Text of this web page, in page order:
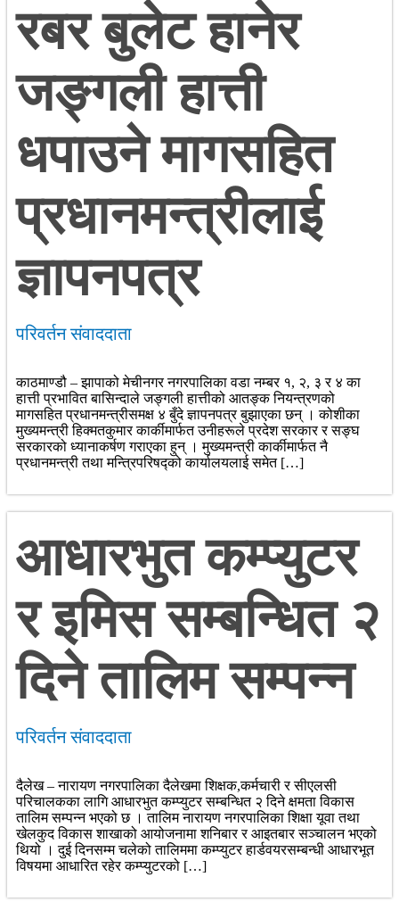
रबर बुलेट हानेर
जङ्गली हात्ती
धपाउने मागसहित
प्रधानमन्त्रीलाई
ज्ञापनपत्र
परिवर्तन संवाददाता
काठमाण्डौ – झापाको मेचीनगर नगरपालिका वडा नम्बर १, २, ३ र ४ का
हात्ती प्रभावित बासिन्दाले जङ्गली हात्तीको आतङ्क नियन्त्रणको
मागसहित प्रधानमन्त्रीसमक्ष ४ बुँदे ज्ञापनपत्र बुझाएका छन् । कोशीका
मुख्यमन्त्री हिक्मतकुमार कार्कीमार्फत उनीहरूले प्रदेश सरकार र सङ्घ
सरकारको ध्यानाकर्षण गराएका हुन् । मुख्यमन्त्री कार्कीमार्फत नै
प्रधानमन्त्री तथा मन्त्रिपरिषद्को कार्यालयलाई समेत […]
आधारभुत कम्प्युटर
र इमिस सम्बन्धित २
दिने तालिम सम्पन्न
परिवर्तन संवाददाता
दैलेख – नारायण नगरपालिका दैलेखमा शिक्षक,कर्मचारी र सीएलसी
परिचालकका लागि आधारभुत कम्प्युटर सम्बन्धित २ दिने क्षमता विकास
तालिम सम्पन्न भएको छ । तालिम नारायण नगरपालिका शिक्षा यूवा तथा
खेलकुद विकास शाखाको आयोजनामा शनिबार र आइतबार सञ्चालन भएको
थियो । दुई दिनसम्म चलेको तालिममा कम्प्युटर हार्डवयरसम्बन्धी आधारभूत
विषयमा आधारित रहेर कम्प्युटरको […]